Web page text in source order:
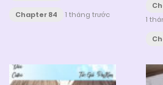
Chapter 84 1 tháng trước
1